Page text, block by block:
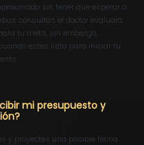
sin tener que esperar a
consultas el doctor evaluará
tu meta, sin embargo,
estés lista para iniciar tu
mi presupuesto y
y proyectes una posible fecha